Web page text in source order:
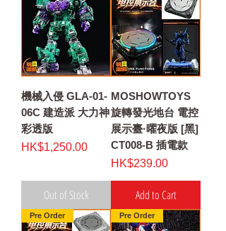
機械入侵 GLA-01-
06C 建造派 大力神
彩透版
Price
HK$1,250.00
Out of Stock
MOSHOWTOYS
旋轉發光地台 電控
展示臺·曜夜版 [黑]
CT008-B 插電款
Price
HK$239.00
Add to Cart
Pre Order Pre Order